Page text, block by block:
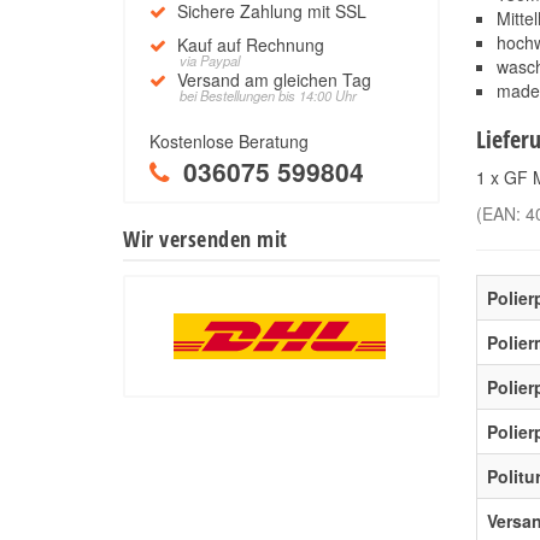
1 x GF
(EAN:
Sichere Zahlung mit SSL
Kauf auf Rechnung
via Paypal
Versand am gleichen Tag
bei Bestellungen bis 14:00 Uhr
Kostenlose Beratung
036075 599804
Wir versenden mit